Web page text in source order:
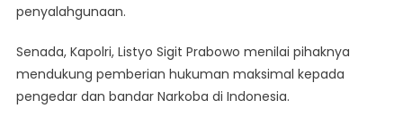
penyalahgunaan.
Senada, Kapolri, Listyo Sigit Prabowo menilai pihaknya
mendukung pemberian hukuman maksimal kepada
pengedar dan bandar Narkoba di Indonesia.